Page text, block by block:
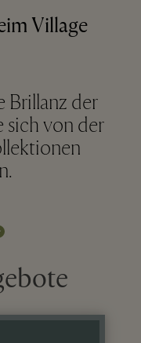
Village
Brillanz der
sich von der